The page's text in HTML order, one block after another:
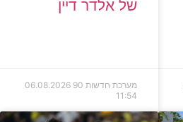
של אלדר דיין
מערכת חדשות 90
06.08.2026
11:54